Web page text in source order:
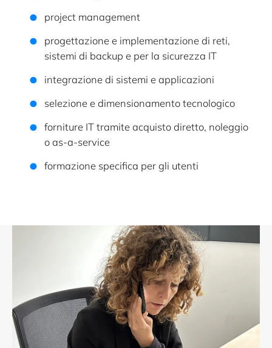
project management
progettazione e implementazione di reti,
sistemi di backup e per la sicurezza IT
integrazione di sistemi e applicazioni
selezione e dimensionamento tecnologico
forniture IT tramite acquisto diretto, noleggio
o as-a-service
formazione specifica per gli utenti